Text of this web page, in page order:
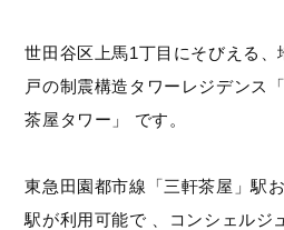
世田谷区上馬1丁目にそびえる
戸の制震構造タワーレジデンス
茶屋タワー」 です。
東急田園都市線「三軒茶屋」駅
駅が利用可能で 、コンシェルジ